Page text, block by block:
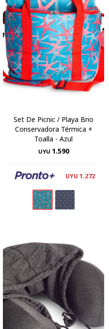
Set De Picnic / Playa Brio
Conservadora Térmica +
Toalla - Azul
UYU 1.590
UYU 1.272